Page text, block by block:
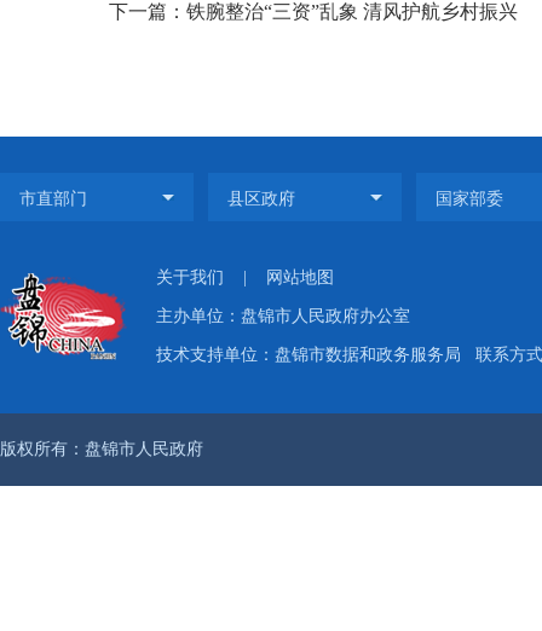
下一篇：铁腕整治“三资”乱象 清风护航乡村振兴
关于我们 网站地图
主办单位：盘锦市人民政府办公室
技术支持单位：盘锦市数据和政务服务局 联系方
版权所有：盘锦市人民政府